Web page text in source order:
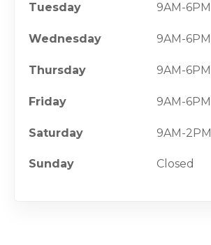
Tuesday 9AM-6PM
Wednesday 9AM-6PM
Thursday 9AM-6PM
Friday 9AM-6PM
Saturday 9AM-2PM
Sunday Closed